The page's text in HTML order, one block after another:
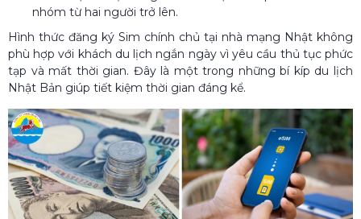
nhóm từ hai người trở lên.
Hình thức đăng ký Sim chính chủ tại nhà mạng Nhật không
phù hợp với khách du lịch ngắn ngày vì yêu cầu thủ tục phức
tạp và mất thời gian. Đây là một trong những bí kíp du lịch
Nhật Bản giúp tiết kiệm thời gian đáng kể.